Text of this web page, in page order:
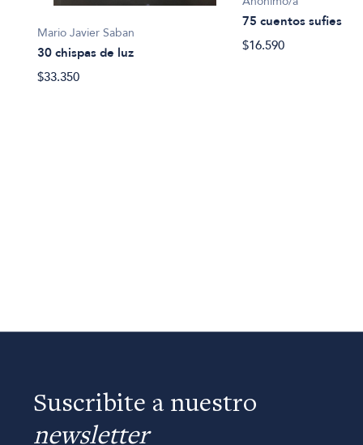
Mario Javier Saban
30 chispas de luz
$33.350
75 cuentos sufies
$16.590
Suscribite a nuestro
newsletter